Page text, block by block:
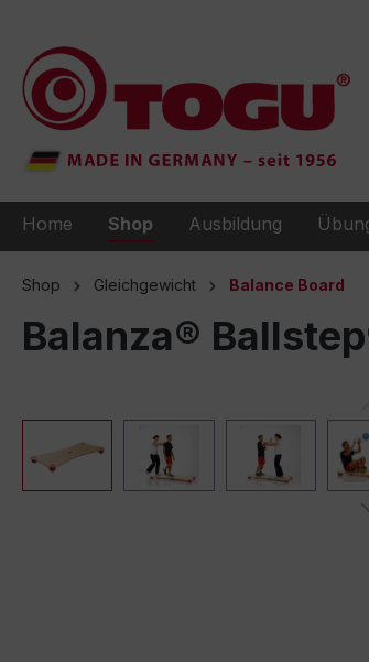
Home Shop Ausbildung
Shop Gleichgewicht Balance Board
Balanza®